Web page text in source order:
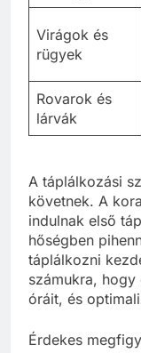
Virágok és
rügyek
Rovarok és
lárvák
A táplálkozási
követnek. A
indulnak első
hőségben
táplálkozni
számukra,
óráit, és
Érdekes